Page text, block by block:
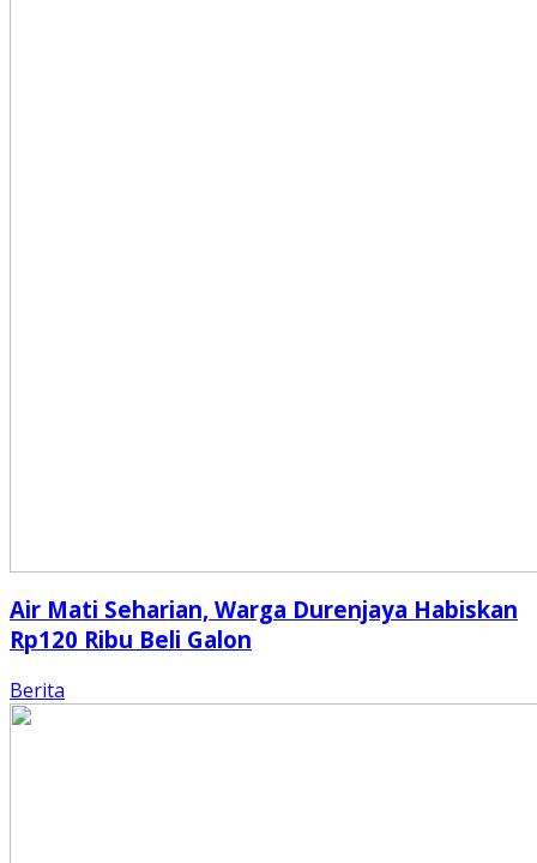
Air Mati Seharian, Warga Durenjaya Habiskan
Rp120 Ribu Beli Galon
Berita